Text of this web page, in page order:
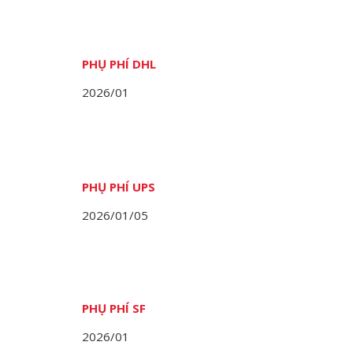
PHỤ PHÍ DHL
2026/01
PHỤ PHÍ UPS
2026/01/05
PHỤ PHÍ SF
2026/01